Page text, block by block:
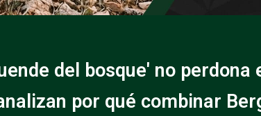
del bosque' no
por qué combinar